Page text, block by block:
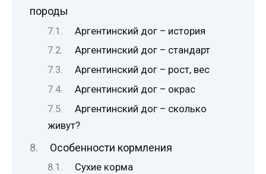
породы
Аргентинский дог – история
Аргентинский дог – стандарт
Аргентинский дог – рост, вес
Аргентинский дог – окрас
Аргентинский дог – сколько
живут?
Особенности кормления
Сухие корма